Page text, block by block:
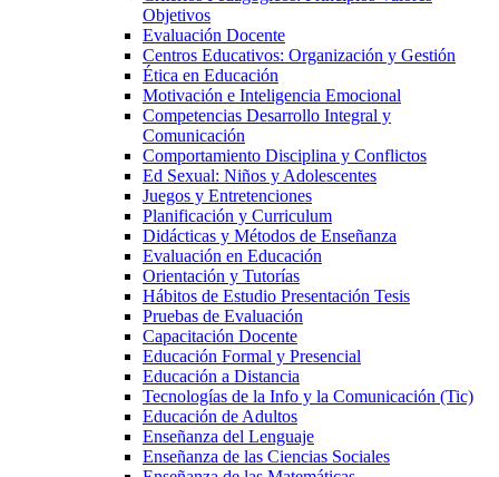
Objetivos
Evaluación Docente
Centros Educativos: Organización y Gestión
Ética en Educación
Motivación e Inteligencia Emocional
Competencias Desarrollo Integral y
Comunicación
Comportamiento Disciplina y Conflictos
Ed Sexual: Niños y Adolescentes
Juegos y Entretenciones
Planificación y Curriculum
Didácticas y Métodos de Enseñanza
Evaluación en Educación
Orientación y Tutorías
Hábitos de Estudio Presentación Tesis
Pruebas de Evaluación
Capacitación Docente
Educación Formal y Presencial
Educación a Distancia
Tecnologías de la Info y la Comunicación (Tic)
Educación de Adultos
Enseñanza del Lenguaje
Enseñanza de las Ciencias Sociales